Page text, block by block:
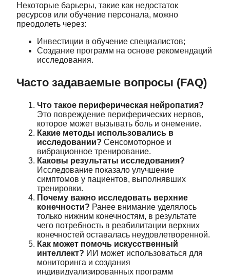
Некоторые барьеры, такие как недостаток
ресурсов или обучение персонала, можно
преодолеть через:
Инвестиции в обучение специалистов;
Создание программ на основе рекомендаций
исследования.
Часто задаваемые вопросы (FAQ)
Что такое периферическая нейропатия?
Это повреждение периферических нервов,
которое может вызывать боль и онемение.
Какие методы использовались в
исследовании? Сенсомоторное и
вибрационное тренирование.
Каковы результаты исследования?
Исследование показало улучшение
симптомов у пациентов, выполнявших
тренировки.
Почему важно исследовать верхние
конечности? Ранее внимание уделялось
только нижним конечностям, в результате
чего потребность в реабилитации верхних
конечностей оставалась неудовлетворенной.
Как может помочь искусственный
интеллект? ИИ может использоваться для
мониторинга и создания
индивидуализированных программ